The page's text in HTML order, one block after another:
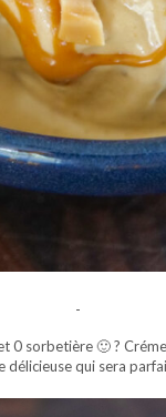
-
sorbetière 🙂 ?
qui sera